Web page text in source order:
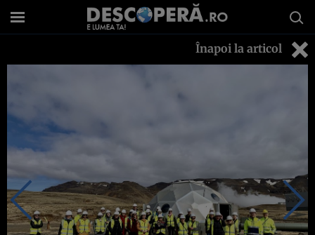
Înapoi la articol